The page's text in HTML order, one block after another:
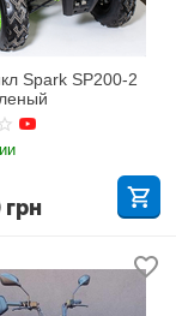
Spark SP200-2
грн